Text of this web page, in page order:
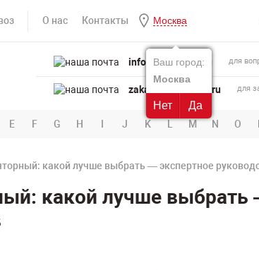
О нас Контакты Москва
Ваш город:
Москва
Нет Да
info@powertool.ru для
zakaz@powertool.ru для
E F G H I J K L M N O
какой лучше выбрать — экспертное
какой лучше выбрать